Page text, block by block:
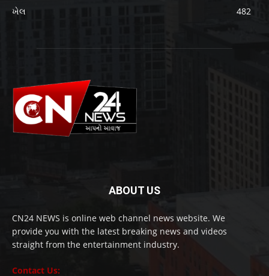
ખેલ
482
ABOUT US
CN24 NEWS is online web channel news website. We
provide you with the latest breaking news and videos
straight from the entertainment industry.
Contact Us: